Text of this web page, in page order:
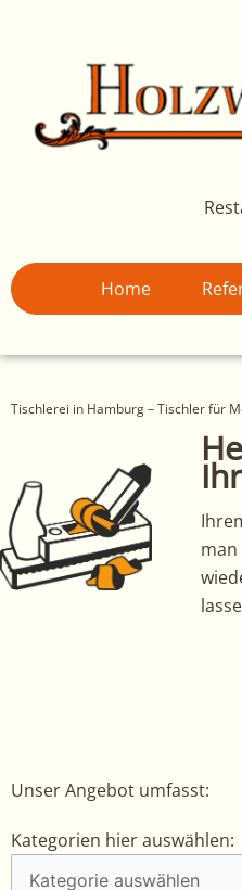
Home
Tischlerei in Hamburg – Tischler für
man
Unser Angebot umfasst:
Kategorien hier auswählen:
Kategorien